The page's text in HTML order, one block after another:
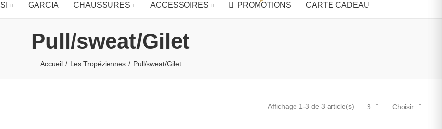
GARCIA CHAUSSURES ACCESSOIRES PROMOTIONS CARTE CADEAU
Pull/sweat/Gilet
Accueil Les Tropéziennes Pull/sweat/Gilet
Affichage 1-3 de 3 article(s) 3 Choisir